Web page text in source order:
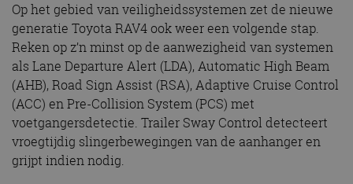
Op het gebied van veiligheidssystemen zet de nieuwe
generatie Toyota RAV4 ook weer een volgende stap.
Reken op z’n minst op de aanwezigheid van systemen
als Lane Departure Alert (LDA), Automatic High Beam
(AHB), Road Sign Assist (RSA), Adaptive Cruise Control
(ACC) en Pre-Collision System (PCS) met
voetgangersdetectie. Trailer Sway Control detecteert
vroegtijdig slingerbewegingen van de aanhanger en
grijpt indien nodig.